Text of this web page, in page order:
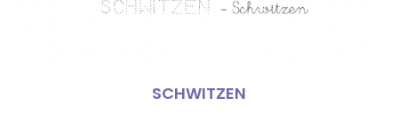
SCHWITZEN